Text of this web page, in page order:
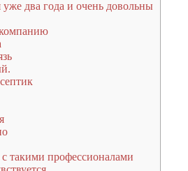
два года и очень довольны
такими профессионалами